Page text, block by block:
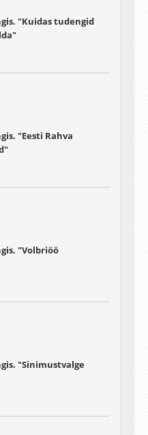
"Kuidas tudengid
"Eesti Rahva
"Volbriöö
"Sinimustvalge